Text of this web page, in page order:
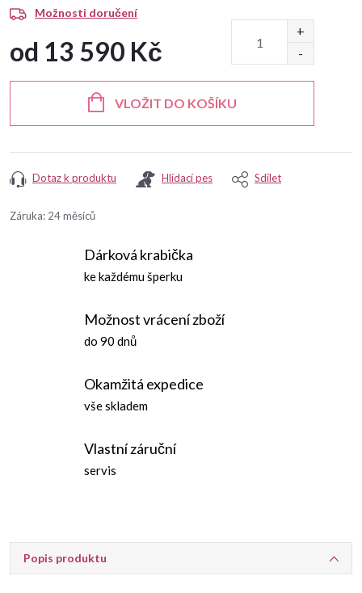
Možnosti doručení
od 13 590 Kč
VLOŽIT DO KOŠÍKU
Dotaz k produktu Hlídací pes Sdílet
Záruka: 24 měsíců
Dárková krabička
ke každému šperku
Možnost vrácení zboží
do 90 dnů
Okamžitá expedice
vše skladem
Vlastní záruční
servis
Popis produktu